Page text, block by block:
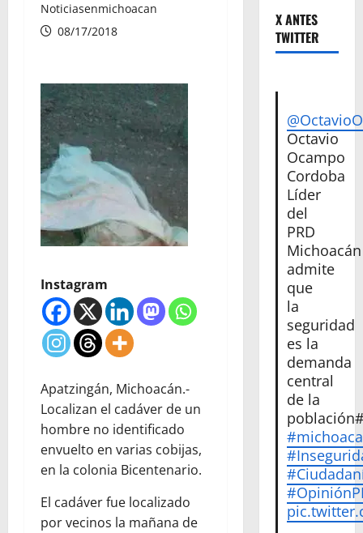
Noticiasenmichoacan
08/17/2018
Instagram
Apatzingán, Michoacán.-
Localizan el cadáver de un
hombre no identificado
envuelto en varias cobijas,
en la colonia Bicentenario.
El cadáver fue localizado
por vecinos la mañana de
X ANTES
TWITTER
Octavio
Ocampo
Cordoba
Líder
del
PRD
Michoacán
admite
que
la
seguridad
es la
demanda
central
de la